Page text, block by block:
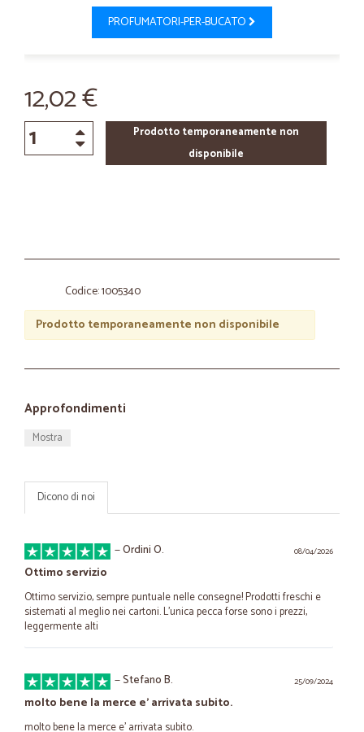
PROFUMATORI-PER-BUCATO
12,02 €
Prodotto temporaneamente non
disponibile
Codice: 1005340
Prodotto temporaneamente non disponibile
Approfondimenti
Mostra
Dicono di noi
08/04/2026
—Ordini O.
Ottimo servizio
Ottimo servizio, sempre puntuale nelle consegne! Prodotti freschi e
sistemati al meglio nei cartoni. L'unica pecca forse sono i prezzi,
leggermente alti
25/09/2024
—Stefano B.
molto bene la merce e' arrivata subito.
molto bene la merce e' arrivata subito.